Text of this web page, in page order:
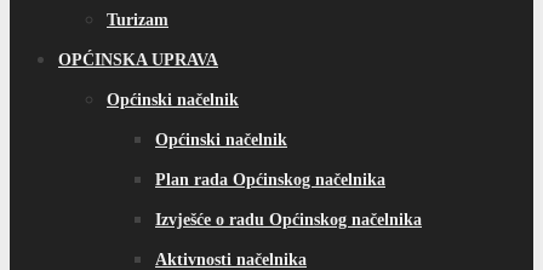
Turizam
OPĆINSKA UPRAVA
Općinski načelnik
Općinski načelnik
Plan rada Općinskog načelnika
Izvješće o radu Općinskog načelnika
Aktivnosti načelnika